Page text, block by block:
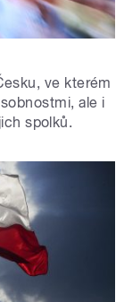
ve kterém
ale i
spolků.